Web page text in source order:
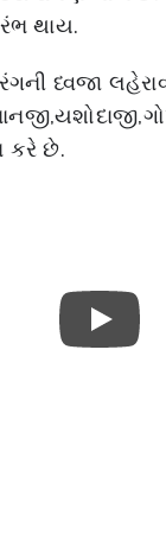
થાય.
ધ્વજા
કરે છે.